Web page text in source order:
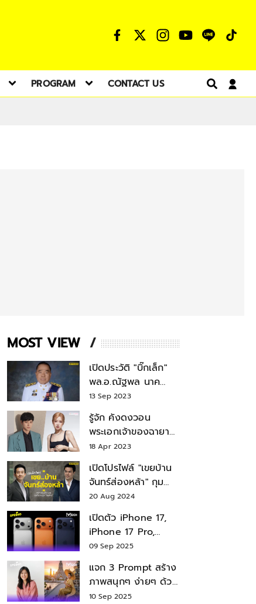
PROGRAM CONTACT US
MOST VIEW
เปิดประวัติ "บิ๊กเล็ก"
พล.อ.ณัฐพล นาค
พาณิชย์ จากเลขาฯ
สมช.-เลขาฯ
รมว.กลาโหม
13 Sep 2023
รู้จัก คังดงวอน
พระเอกเจ้าของฉายา
สมบัติแห่งชาติ หลังมี
18 Apr 2023
เปิดโปรไฟล์ "เขยบ้าน
จันทร์ส่องหล้า" กุม
บังเหียนธุรกิจตระกูล
"ชินวัตร"
20 Aug 2024
เปิดตัว iPhone 17,
iPhone 17 Pro,
iPhone 17 Air สเปค
09 Sep 2025
แจก 3 Prompt สร้าง
ภาพสนุกๆ ง่ายๆ ด้วย
Nano Banana ใน
10 Sep 2025